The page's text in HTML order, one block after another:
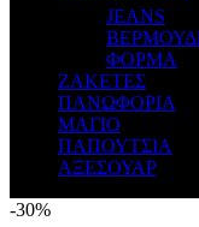
JEANS
ΦΟΡΜΑ
ΖΑΚΕΤΕΣ
ΠΑΝΩΦΟΡΙΑ
ΜΑΓΙΟ
ΠΑΠΟΥΤΣΙΑ
ΑΞΕΣΟΥΑΡ
-30%